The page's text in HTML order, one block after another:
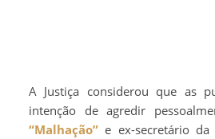
A Justiça considerou que as
intenção de agredir
“Malhação” e ex-secretário